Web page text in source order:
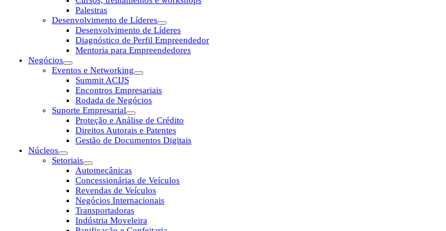
Palestras
Desenvolvimento de Líderes
Desenvolvimento de Líderes
Diagnóstico de Perfil Empreendedor
Mentoria para Empreendedores
Negócios
Eventos e Networking
Summit ACIJS
Encontros Empresariais
Rodada de Negócios
Suporte Empresarial
Proteção e Análise de Crédito
Direitos Autorais e Patentes
Gestão de Documentos Digitais
Núcleos
Setoriais
Automecânicas
Concessionárias de Veículos
Revendas de Veículos
Negócios Internacionais
Transportadoras
Indústria Moveleira